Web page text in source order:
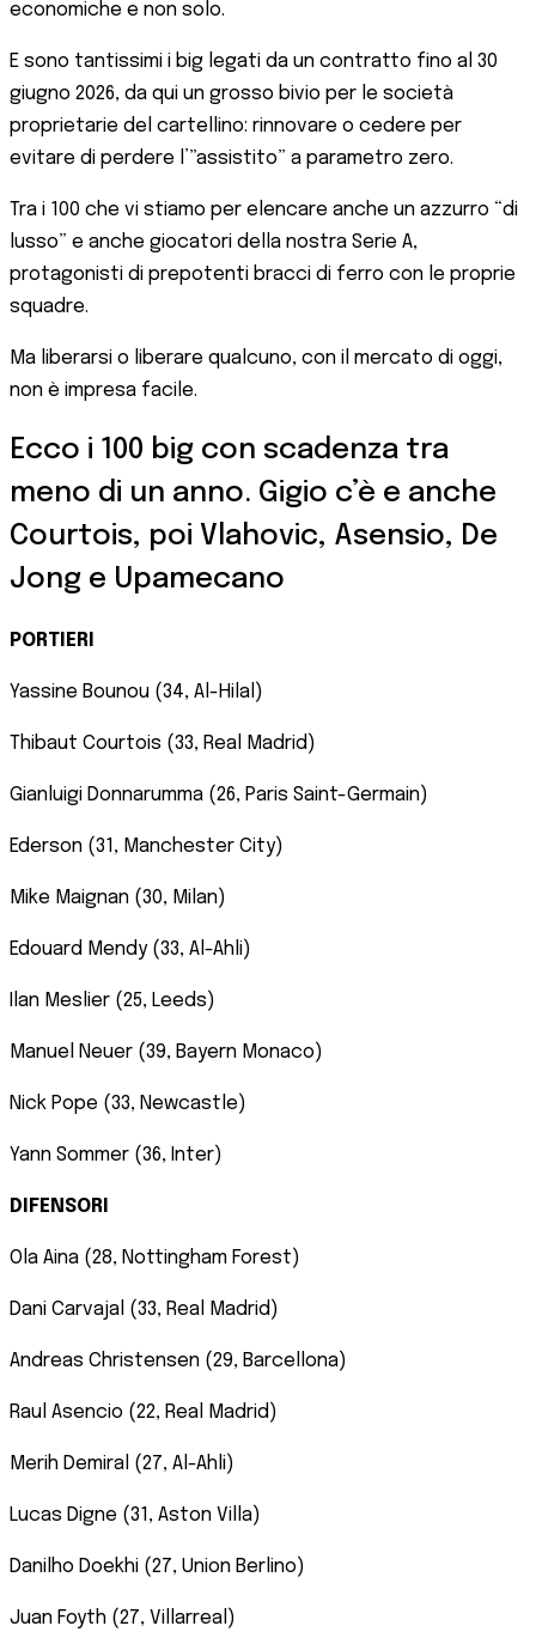
economiche e non solo.
E sono tantissimi i big legati da un contratto fino al 30
giugno 2026, da qui un grosso bivio per le società
proprietarie del cartellino: rinnovare o cedere per
evitare di perdere l’”assistito” a parametro zero.
Tra i 100 che vi stiamo per elencare anche un azzurro “di
lusso” e anche giocatori della nostra Serie A,
protagonisti di prepotenti bracci di ferro con le proprie
squadre.
Ma liberarsi o liberare qualcuno, con il mercato di oggi,
non è impresa facile.
Ecco i 100 big con scadenza tra
meno di un anno. Gigio c’è e anche
Courtois, poi Vlahovic, Asensio, De
Jong e Upamecano
PORTIERI
Yassine Bounou (34, Al-Hilal)
Thibaut Courtois (33, Real Madrid)
Gianluigi Donnarumma (26, Paris Saint-Germain)
Ederson (31, Manchester City)
Mike Maignan (30, Milan)
Edouard Mendy (33, Al-Ahli)
Ilan Meslier (25, Leeds)
Manuel Neuer (39, Bayern Monaco)
Nick Pope (33, Newcastle)
Yann Sommer (36, Inter)
DIFENSORI
Ola Aina (28, Nottingham Forest)
Dani Carvajal (33, Real Madrid)
Andreas Christensen (29, Barcellona)
Raul Asencio (22, Real Madrid)
Merih Demiral (27, Al-Ahli)
Lucas Digne (31, Aston Villa)
Danilho Doekhi (27, Union Berlino)
Juan Foyth (27, Villarreal)